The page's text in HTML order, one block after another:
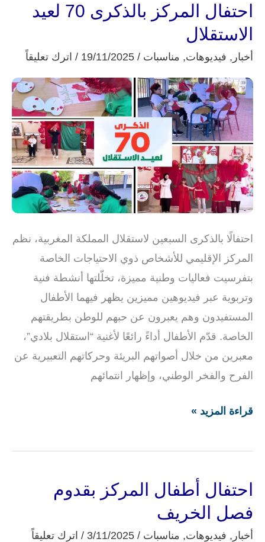
احتفال المركز بالذكرى 70 لعيد
الاستقلال
أخبار , فيديوهات, مناسبات /
19/11/2025
/ اترك تعليقاً
احتفالًا بالذكرى السبعين لاستقلال المملكة المغربية، نظم
المركز الإقليمي للأشخاص ذوي الاحتياجات الخاصة
بتفرسيت فعاليات وطنية مميزة، تخلّلتها أنشطة فنية
وتربوية عبر فيديوهين مميزين يظهر فيهما الأطفال
المستفيدون وهم يعبرون عن حبهم للوطن بطريقتهم
الخاصة. قدّم الأطفال أداءً رائعًا لأغنية “استقلال بلادي”،
معبرين من خلال أصواتهم البريئة وحركاتهم التعبيرية عن
الفرح والفخر الوطني، وإظهار انتمائهم
احتفال
المركز
بالذكرى
لعيد
الاستقلال
قراءة المزيد »
احتفال أطفال المركز بقدوم
فصل الخريف
أخبار , فيديوهات, مناسبات /
3/11/2025
/ اترك تعليقاً
احتفال
أطفال
المركز